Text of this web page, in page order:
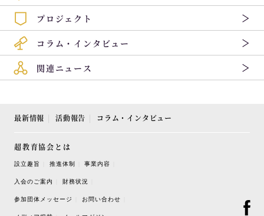
プロジェクト
コラム・インタビュー
関連ニュース
最新情報 活動報告 コラム・インタビュー
超教育協会とは
設立趣旨 推進体制 事業内容
入会のご案内 財務状況
参加団体メッセージ お問い合わせ